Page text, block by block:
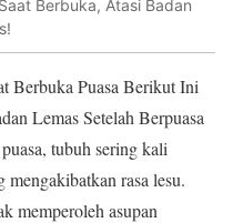
Berbuka, Atasi Badan
Berbuka Puasa Berikut Ini
Lemas Setelah Berpuasa
tubuh sering kali
mengakibatkan rasa lesu.
memperoleh asupan